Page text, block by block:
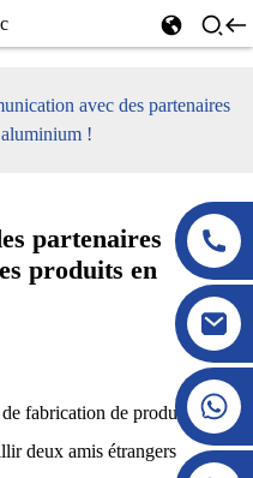
avec des partenaires
!
partenaires
produits en
fabrication de produits en
deux amis étrangers